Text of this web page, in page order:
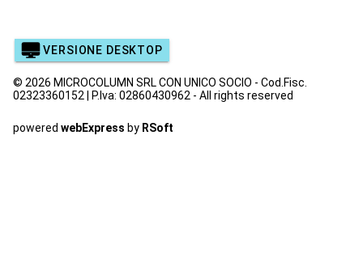
VERSIONE DESKTOP
© 2026 MICROCOLUMN SRL CON UNICO SOCIO - Cod.Fisc.
02323360152 | P.Iva: 02860430962 - All rights reserved
powered webExpress by RSoft